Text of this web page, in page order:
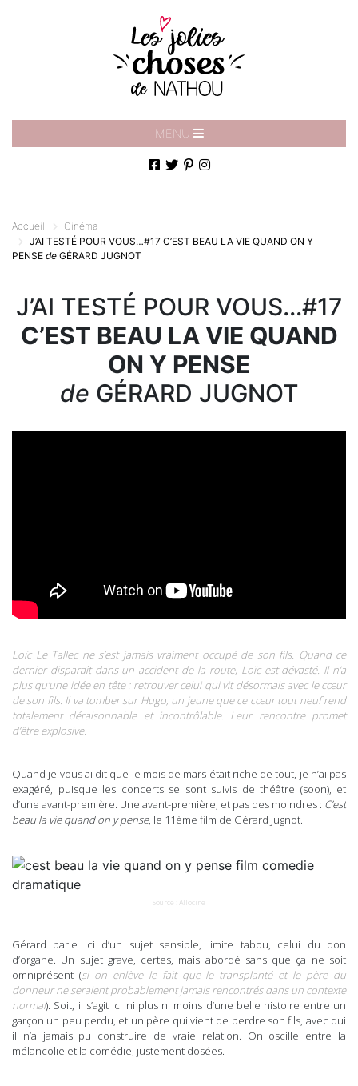
MENU
Accueil
Cinéma
J’AI TESTÉ POUR VOUS…#17 C’EST BEAU LA VIE QUAND ON Y
PENSE de GÉRARD JUGNOT
J’AI TESTÉ POUR VOUS…#17
C’EST BEAU LA VIE QUAND
ON Y PENSE
de GÉRARD JUGNOT
Loïc Le Tallec ne s’est jamais vraiment occupé de son fils. Quand ce
dernier disparaît dans un accident de la route, Loïc est dévasté. Il n’a
plus qu’une idée en tête : retrouver celui qui vit désormais avec le cœur
de son fils. Il va tomber sur Hugo, un jeune que ce cœur tout neuf rend
totalement déraisonnable et incontrôlable. Leur rencontre promet
d’être explosive.
Quand je vous ai dit que le mois de mars était riche de tout, je n’ai pas
exagéré, puisque les concerts se sont suivis de théâtre (soon), et
d’une avant-première. Une avant-première, et pas des moindres : C’est
beau la vie quand on y pense, le 11ème film de Gérard Jugnot.
Source : Allocine
Gérard parle ici d’un sujet sensible, limite tabou, celui du don
d’organe. Un sujet grave, certes, mais abordé sans que ça ne soit
omniprésent (si on enlève le fait que le transplanté et le père du
donneur ne seraient probablement jamais rencontrés dans un contexte
normal). Soit, il s’agit ici ni plus ni moins d’une belle histoire entre un
garçon un peu perdu, et un père qui vient de perdre son fils, avec qui
il n’a jamais pu construire de vraie relation. On oscille entre la
mélancolie et la comédie, justement dosées.